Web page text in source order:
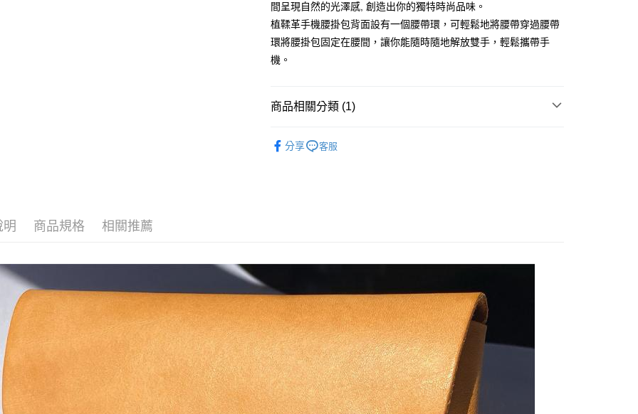
宅配
每筆NT$100，滿NT$1,000(含以上)免運費
國家/地區配送
間呈現自然的光澤感, 創造出你的獨特時尚品味。
植鞣革手機腰掛包背面設有一個腰帶環，可輕鬆地將腰帶穿過腰帶
環將腰掛包固定在腰間，讓你能隨時隨地解放雙手，輕鬆攜帶手
機。
商品相關分類 (1)
分享
客服
明 商品規格 相關推薦